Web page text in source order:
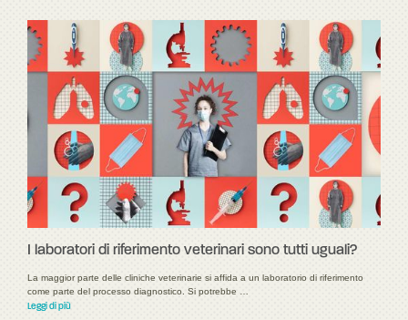
I laboratori di riferimento veterinari sono tutti uguali?
La maggior parte delle cliniche veterinarie si affida a un laboratorio di riferimento
come parte del processo diagnostico. Si potrebbe …
Leggi di più